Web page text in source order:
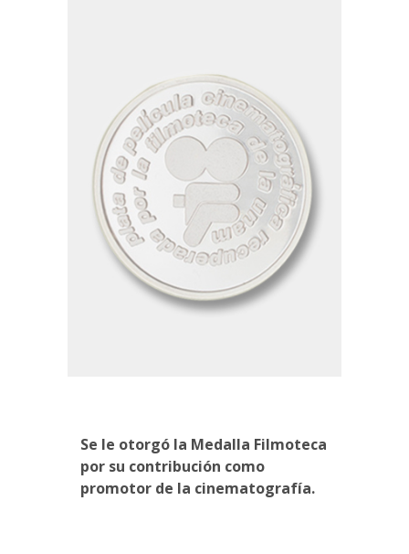
Se le otorgó la Medalla Filmoteca
por su contribución como
promotor de la cinematografía.